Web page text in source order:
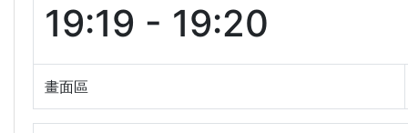
19:19 - 19:20
畫面區